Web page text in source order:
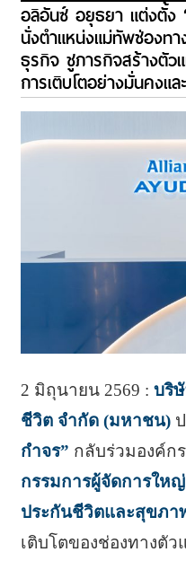
อลิอันซ์ อยุธยา แต่งตั้
นั่งตำแหน่งแม่ทัพช่องท
ธุรกิจ ชูภารกิจสร้างตัว
การเติบโตอย่างมั่นคงแ
2 มิถุนายน 2569 : บริ
ชีวิต จำกัด (มหาชน)ป
กำจร” กลับร่วมองค์ก
กรรมการผู้จัดการให
ประกันชีวิตและสุขภา
เติบโตของช่องทางตั